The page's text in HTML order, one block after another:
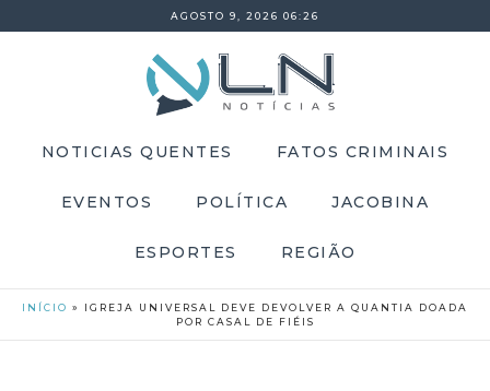
AGOSTO 9, 2026 06:26
NOTICIAS QUENTES FATOS CRIMINAIS
EVENTOS POLÍTICA JACOBINA
ESPORTES REGIÃO
INÍCIO » IGREJA UNIVERSAL DEVE DEVOLVER A QUANTIA DOADA
POR CASAL DE FIÉIS